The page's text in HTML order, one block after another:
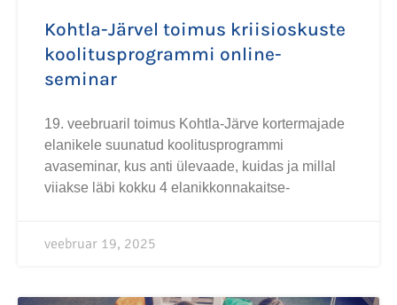
Kohtla-Järvel toimus kriisioskuste
koolitusprogrammi online-
seminar
19. veebruaril toimus Kohtla-Järve kortermajade
elanikele suunatud koolitusprogrammi
avaseminar, kus anti ülevaade, kuidas ja millal
viiakse läbi kokku 4 elanikkonnakaitse-
veebruar 19, 2025